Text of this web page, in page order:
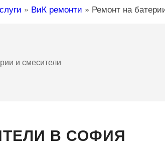
» ВиК ремонти » Ремонт на
и смесители
В СОФИЯ